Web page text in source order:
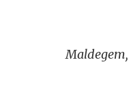
navigatie